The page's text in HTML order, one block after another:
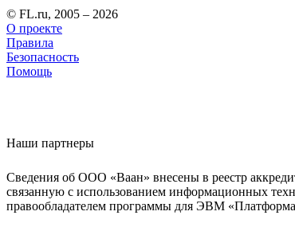
© FL.ru, 2005 – 2026
О проекте
Правила
Безопасность
Помощь
Наши партнеры
Сведения об ООО «Ваан» внесены в реестр
связанную с использованием информационных
правообладателем программы для ЭВМ